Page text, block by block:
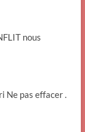
nous
Ne pas effacer .